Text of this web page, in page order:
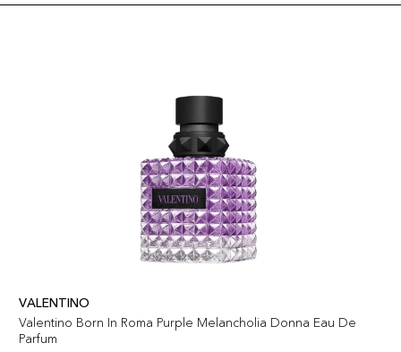
VALENTINO
Valentino Born In Roma Purple Melancholia Donna Eau De
Parfum